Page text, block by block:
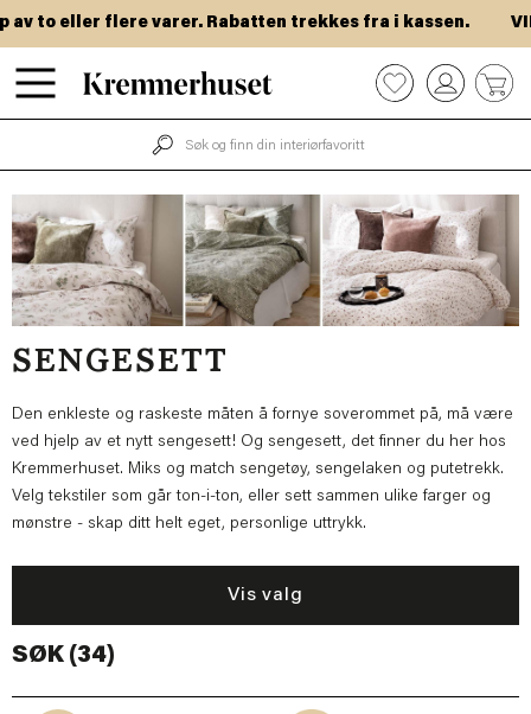
Hopp
til
hovedinnhold
eller flere varer. Rabatten trekkes fra i kassen. VIP-
0
SENGESETT
Den enkleste og raskeste måten å fornye soverommet på, må være
ved hjelp av et nytt sengesett! Og sengesett, det finner du her hos
Kremmerhuset. Miks og match sengetøy, sengelaken og putetrekk.
Velg tekstiler som går ton-i-ton, eller sett sammen ulike farger og
mønstre - skap ditt helt eget, personlige uttrykk.
Vis valg
SØK (34)